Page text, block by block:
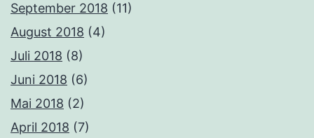
September 2018 (11)
August 2018 (4)
Juli 2018 (8)
Juni 2018 (6)
Mai 2018 (2)
April 2018 (7)